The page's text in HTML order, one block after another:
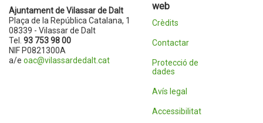
Ajuntament de Vilassar de Dalt
Plaça de la República Catalana, 1
08339 - Vilassar de Dalt
Tel. 93 753 98 00
NIF P0821300A
a/e oac@vilassardedalt.cat
web
Crèdits
Contactar
Protecció de
dades
Avís legal
Accessibilitat